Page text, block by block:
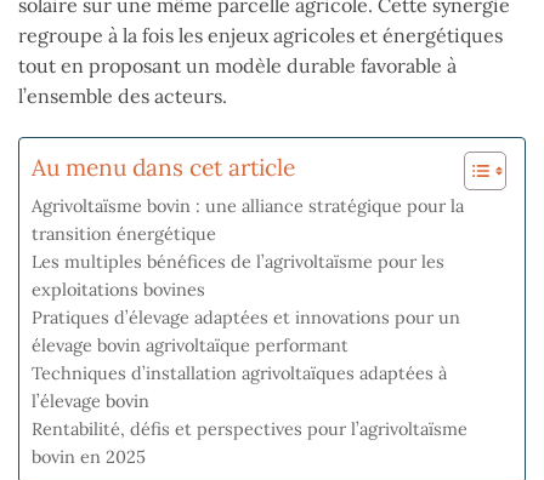
solaire sur une même parcelle agricole. Cette synergie
regroupe à la fois les enjeux agricoles et énergétiques
tout en proposant un modèle durable favorable à
l’ensemble des acteurs.
Au menu dans cet article
Agrivoltaïsme bovin : une alliance stratégique pour la
transition énergétique
Les multiples bénéfices de l’agrivoltaïsme pour les
exploitations bovines
Pratiques d’élevage adaptées et innovations pour un
élevage bovin agrivoltaïque performant
Techniques d’installation agrivoltaïques adaptées à
l’élevage bovin
Rentabilité, défis et perspectives pour l’agrivoltaïsme
bovin en 2025